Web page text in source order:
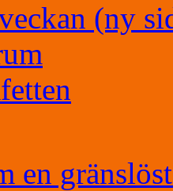
(ny
en